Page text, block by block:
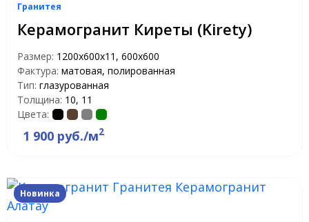
Гранитея
Керамогранит Киреты (Kirety)
Размер: 1200х600х11, 600х600
Фактура: матовая, полированная
Тип: глазурованная
Толщина: 10, 11
Цвета:
1 900 руб./м2
Новинка